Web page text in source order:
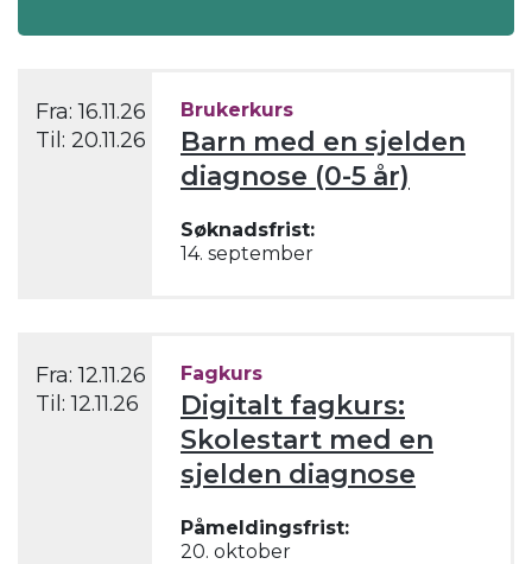
Fra:16.11.26
Til: 20.11.26
Brukerkurs
Barn med en sjelden
diagnose (0-5 år)
Søknadsfrist:
14. september
Fra:12.11.26
Til:12.11.26
Fagkurs
Digitalt fagkurs:
Skolestart med en
sjelden diagnose
Påmeldingsfrist:
20. oktober